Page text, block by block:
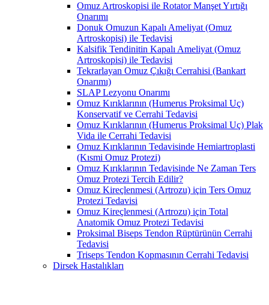
Omuz Artroskopisi ile Rotator Manşet Yırtığı
Onarımı
Donuk Omuzun Kapalı Ameliyat (Omuz
Artroskopisi) ile Tedavisi
Kalsifik Tendinitin Kapalı Ameliyat (Omuz
Artroskopisi) ile Tedavisi
Tekrarlayan Omuz Çıkığı Cerrahisi (Bankart
Onarımı)
SLAP Lezyonu Onarımı
Omuz Kırıklarının (Humerus Proksimal Uç)
Konservatif ve Cerrahi Tedavisi
Omuz Kırıklarının (Humerus Proksimal Uç) Plak
Vida ile Cerrahi Tedavisi
Omuz Kırıklarının Tedavisinde Hemiartroplasti
(Kısmi Omuz Protezi)
Omuz Kırıklarının Tedavisinde Ne Zaman Ters
Omuz Protezi Tercih Edilir?
Omuz Kireçlenmesi (Artrozu) için Ters Omuz
Protezi Tedavisi
Omuz Kireçlenmesi (Artrozu) için Total
Anatomik Omuz Protezi Tedavisi
Proksimal Biseps Tendon Rüptürünün Cerrahi
Tedavisi
Triseps Tendon Kopmasının Cerrahi Tedavisi
Dirsek Hastalıkları